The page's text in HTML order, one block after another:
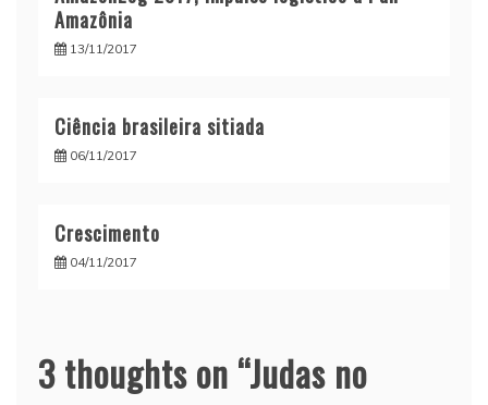
Amazônia
13/11/2017
Ciência brasileira sitiada
06/11/2017
Crescimento
04/11/2017
3 thoughts on “Judas no